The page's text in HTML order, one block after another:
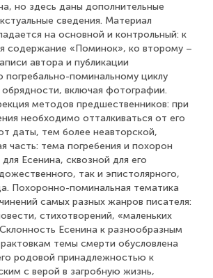
но здесь даны дополнительные
сведения. Материал
на основной и контрольный: к
содержание «Поминок», ко второму –
автора и публикации
погребально-поминальному циклу
включая фотографии.
методов предшественников: при
необходимо отталкиваться от его
даты, тем более неавторской,
часть: тема погребения и похорон
Есенина, сквозной для его
так и эпистолярного,
Похоронно-поминальная тематика
самых разных жанров писателя:
стихотворений, «маленьких
Есенина к разнообразным
темы смерти обусловлена
родовой принадлежностью к
с верой в загробную жизнь,